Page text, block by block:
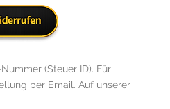
(Steuer ID). Für
per Email. Auf unserer